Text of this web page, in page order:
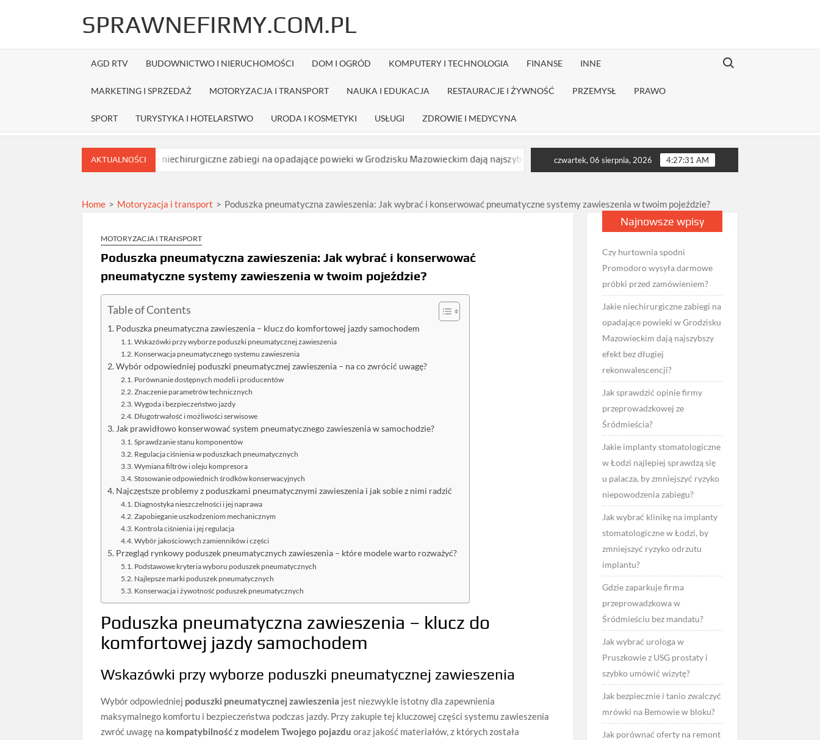
SPRAWNEFIRMY.COM.PL
AGD RTV BUDOWNICTWO I NIERUCHOMOŚCI DOM I OGRÓD KOMPUTERY I TECHNOLOGIA FINANSE INNE
MARKETING I SPRZEDAŻ MOTORYZACJA I TRANSPORT NAUKA I EDUKACJA RESTAURACJE I ŻYWNOŚĆ PRZEMYSŁ PRAWO
SPORT TURYSTYKA I HOTELARSTWO URODA I KOSMETYKI USŁUGI ZDROWIE I MEDYCYNA
Search for:
AKTUALNOŚCI
Jakie niechirurgiczne zabiegi na opadające powieki w Grodzisku Mazowieckim dają najszybszy efekt bez długiej rekonwalescencji? Jak sprawdzić opinie firmy
czwartek, 06 sierpnia, 2026 4:27:32 AM
Home > Motoryzacja i transport > Poduszka pneumatyczna zawieszenia: Jak wybrać i konserwować pneumatyczne systemy zawieszenia w twoim pojeździe?
MOTORYZACJA I TRANSPORT
Poduszka pneumatyczna zawieszenia: Jak wybrać i konserwować
pneumatyczne systemy zawieszenia w twoim pojeździe?
Table of Contents
Poduszka pneumatyczna zawieszenia – klucz do komfortowej jazdy samochodem
Wskazówki przy wyborze poduszki pneumatycznej zawieszenia
Konserwacja pneumatycznego systemu zawieszenia
Wybór odpowiedniej poduszki pneumatycznej zawieszenia – na co zwrócić uwagę?
Porównanie dostępnych modeli i producentów
Znaczenie parametrów technicznych
Wygoda i bezpieczeństwo jazdy
Długotrwałość i możliwości serwisowe
Jak prawidłowo konserwować system pneumatycznego zawieszenia w samochodzie?
Sprawdzanie stanu komponentów
Regulacja ciśnienia w poduszkach pneumatycznych
Wymiana filtrów i oleju kompresora
Stosowanie odpowiednich środków konserwacyjnych
Najczęstsze problemy z poduszkami pneumatycznymi zawieszenia i jak sobie z nimi radzić
Diagnostyka nieszczelności i jej naprawa
Zapobieganie uszkodzeniom mechanicznym
Kontrola ciśnienia i jej regulacja
Wybór jakościowych zamienników i części
Przegląd rynkowy poduszek pneumatycznych zawieszenia – które modele warto rozważyć?
Podstawowe kryteria wyboru poduszek pneumatycznych
Najlepsze marki poduszek pneumatycznych
Konserwacja i żywotność poduszek pneumatycznych
Poduszka pneumatyczna zawieszenia – klucz do
komfortowej jazdy samochodem
Wskazówki przy wyborze poduszki pneumatycznej zawieszenia
Wybór odpowiedniej poduszki pneumatycznej zawieszenia jest niezwykle istotny dla zapewnienia
maksymalnego komfortu i bezpieczeństwa podczas jazdy. Przy zakupie tej kluczowej części systemu zawieszenia
zwróć uwagę na kompatybilność z modelem Twojego pojazdu oraz jakość materiałów, z których została
Najnowsze wpisy
Czy hurtownia spodni
Promodoro wysyła darmowe
próbki przed zamówieniem?
Jakie niechirurgiczne zabiegi na
opadające powieki w Grodzisku
Mazowieckim dają najszybszy
efekt bez długiej
rekonwalescencji?
Jak sprawdzić opinie firmy
przeprowadzkowej ze
Śródmieścia?
Jakie implanty stomatologiczne
w Łodzi najlepiej sprawdzą się
u palacza, by zmniejszyć ryzyko
niepowodzenia zabiegu?
Jak wybrać klinikę na implanty
stomatologiczne w Łodzi, by
zmniejszyć ryzyko odrzutu
implantu?
Gdzie zaparkuje firma
przeprowadzkowa w
Śródmieściu bez mandatu?
Jak wybrać urologa w
Pruszkowie z USG prostaty i
szybko umówić wizytę?
Jak bezpiecznie i tanio zwalczyć
mrówki na Bemowie w bloku?
Jak porównać oferty na remont